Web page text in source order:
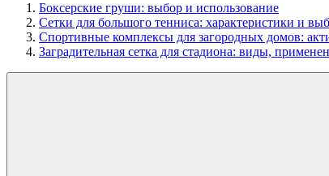
Боксерские груши: выбор и использование
Сетки для большого тенниса: характеристики и
Спортивные комплексы для загородных домов:
Заградительная сетка для стадиона: виды,